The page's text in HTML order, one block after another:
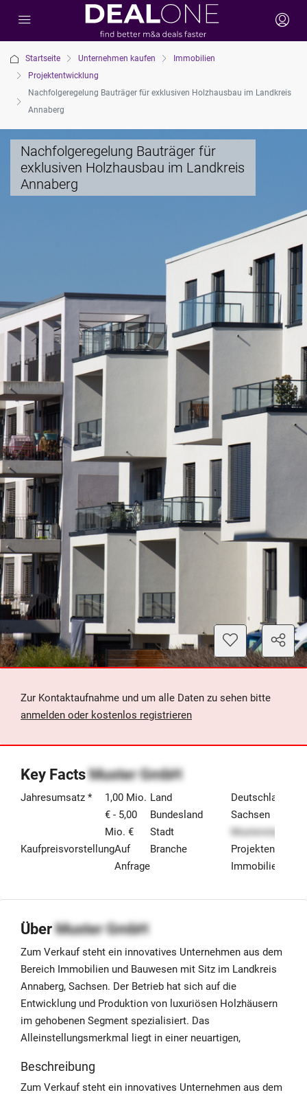
Startseite Unternehmen kaufen
Immobilien
Projektentwicklung
Nachfolgeregelung Bauträger für exklusiven Holzhausbau im Landkreis
Annaberg
Nachfolgeregelung Bauträger für
exklusiven Holzhausbau im Landkreis
Annaberg
Zur Kontaktaufnahme und um alle Daten zu sehen bitte
anmelden oder kostenlos registrieren
Key FactsMuster GmbH
Jahresumsatz *
1,00 Mio.
€ - 5,00
Mio. €
KaufpreisvorstellungAuf
Anfrage
Land
Deutschland
Bundesland
Sachsen
Stadt
Musterstadt
Branche
Immobilien
ÜberMuster GmbH
Zum Verkauf steht ein innovatives Unternehmen aus dem
Bereich Immobilien und Bauwesen mit Sitz im Landkreis
Annaberg, Sachsen. Der Betrieb hat sich auf die
Entwicklung und Produktion von luxuriösen Holzhäusern
im gehobenen Segment spezialisiert. Das
Alleinstellungsmerkmal liegt in einer neuartigen,
Beschreibung
Zum Verkauf steht ein innovatives Unternehmen aus dem